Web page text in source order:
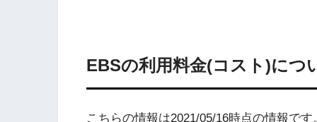
EBSの利用料金(コスト)につ
こちらの情報は2021/05/16時点の情報です